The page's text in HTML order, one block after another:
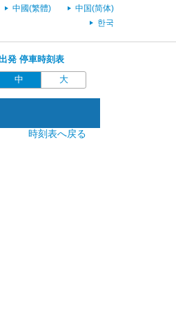
中國(繁體)
中国(简体)
한국
発 停車時刻表
中 大
時刻表へ戻る